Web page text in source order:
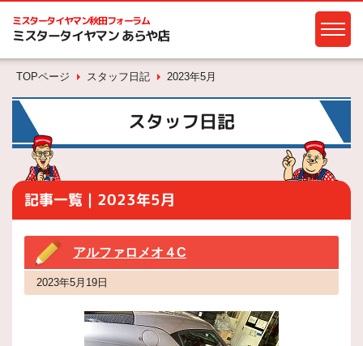
ミスタータイヤマン秋田フォーラム
ミスタータイヤマン あらや店
TOPページ スタッフ日記 2023年5月
スタッフ日記
記事一覧｜2023年5月
アルファロメオ４C
2023年5月19日